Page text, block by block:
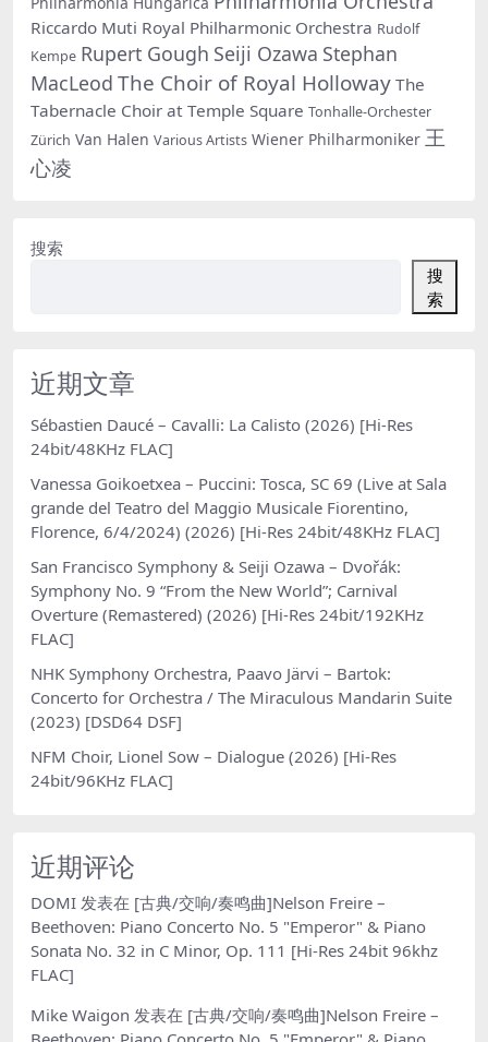
Riccardo Muti Royal Philharmonic Orchestra Rudolf
Kempe Rupert Gough Seiji Ozawa Stephan
MacLeod The Choir of Royal Holloway The
Tabernacle Choir at Temple Square Tonhalle-Orchester
Zürich Van Halen Various Artists Wiener Philharmoniker 王
心凌
搜索
搜
索
近期文章
Sébastien Daucé – Cavalli: La Calisto (2026) [Hi-Res
24bit/48KHz FLAC]
Vanessa Goikoetxea – Puccini: Tosca, SC 69 (Live at Sala
grande del Teatro del Maggio Musicale Fiorentino,
Florence, 6/4/2024) (2026) [Hi-Res 24bit/48KHz FLAC]
San Francisco Symphony & Seiji Ozawa – Dvořák:
Symphony No. 9 “From the New World”; Carnival
Overture (Remastered) (2026) [Hi-Res 24bit/192KHz
FLAC]
NHK Symphony Orchestra, Paavo Järvi – Bartok:
Concerto for Orchestra / The Miraculous Mandarin Suite
(2023) [DSD64 DSF]
NFM Choir, Lionel Sow – Dialogue (2026) [Hi-Res
24bit/96KHz FLAC]
近期评论
DOMI 发表在 [古典/交响/奏鸣曲]Nelson Freire –
Beethoven: Piano Concerto No. 5 "Emperor" & Piano
Sonata No. 32 in C Minor, Op. 111 [Hi-Res 24bit 96khz
FLAC]
Mike Waigon 发表在 [古典/交响/奏鸣曲]Nelson Freire –